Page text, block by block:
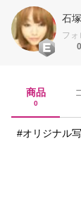
石
フォ
0
商品
0
#オリジナル